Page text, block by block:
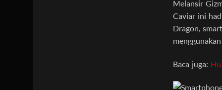
Melansir
Caviar ini
Dragon,
Baca juga: